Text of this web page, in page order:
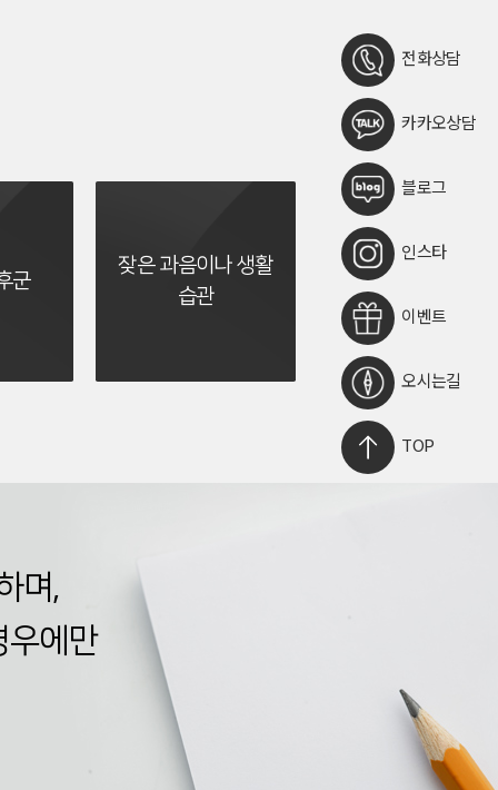
전화상담
카카오상담
블로그
인스타
이벤트
오시는길
TOP
군
잦은 과음이나 생활
습관
며,
우에만